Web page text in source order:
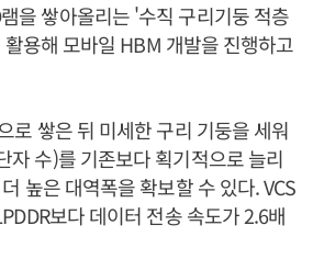
을 쌓아올리는 '수직 구리기둥 적층
활용해 모바일 HBM 개발을 진행하고
로 쌓은 뒤 미세한 구리 기둥을 세워
자 수)를 기존보다 획기적으로 늘리
높은 대역폭을 확보할 수 있다. VCS
보다 데이터 전송 속도가 2.6배